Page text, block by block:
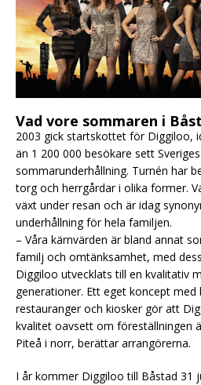
Vad vore sommaren i
2003 gick startskottet för Diggiloo,
än 1 200 000 besökare sett
sommarunderhållning. Turnén har
torg och herrgårdar i olika former.
växt under resan och är idag
underhållning för hela familjen.
– Våra kärnvärden är bland annat
familj och omtänksamhet, med
Diggiloo utvecklats till en kvalitativ
generationer. Ett eget koncept med
restauranger och kiosker gör att
kvalitet oavsett om föreställningen
Piteå i norr, berättar arrangörerna.
I år kommer Diggiloo till Båstad 31